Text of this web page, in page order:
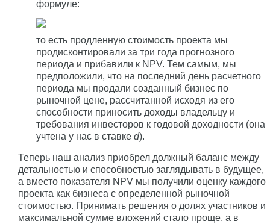
формуле:
то есть продленную стоимость проекта мы
продисконтировали за три года прогнозного
периода и прибавили к NPV. Тем самым, мы
предположили, что на последний день расчетного
периода мы продали созданный бизнес по
рыночной цене, рассчитанной исходя из его
способности приносить доходы владельцу и
требования инвесторов к годовой доходности (она
учтена у нас в ставке d).
Теперь наш анализ приобрел должный баланс между
детальностью и способностью заглядывать в будущее,
а вместо показателя NPV мы получили оценку каждого
проекта как бизнеса с определенной рыночной
стоимостью. Принимать решения о долях участников и
максимальной сумме вложений стало проще, а в